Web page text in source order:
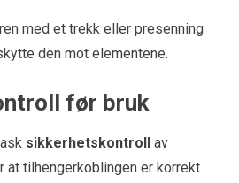
med et trekk eller presenning
den mot elementene.
før bruk
sikkerhetskontroll av
at tilhengerkoblingen er korrekt